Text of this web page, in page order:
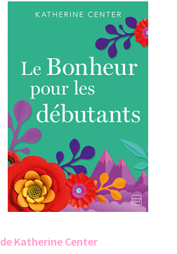
de Katherine Center